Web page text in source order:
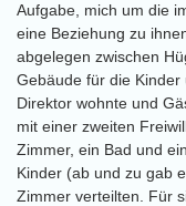
Aufgabe, mich um die
eine Beziehung zu
abgelegen zwischen
Gebäude für die
Direktor wohnte und
mit einer zweiten
Zimmer, ein Bad und
Kinder (ab und zu gab
Zimmer verteilten. Für